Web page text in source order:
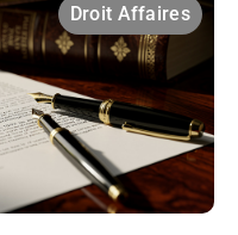
Droit Affaires